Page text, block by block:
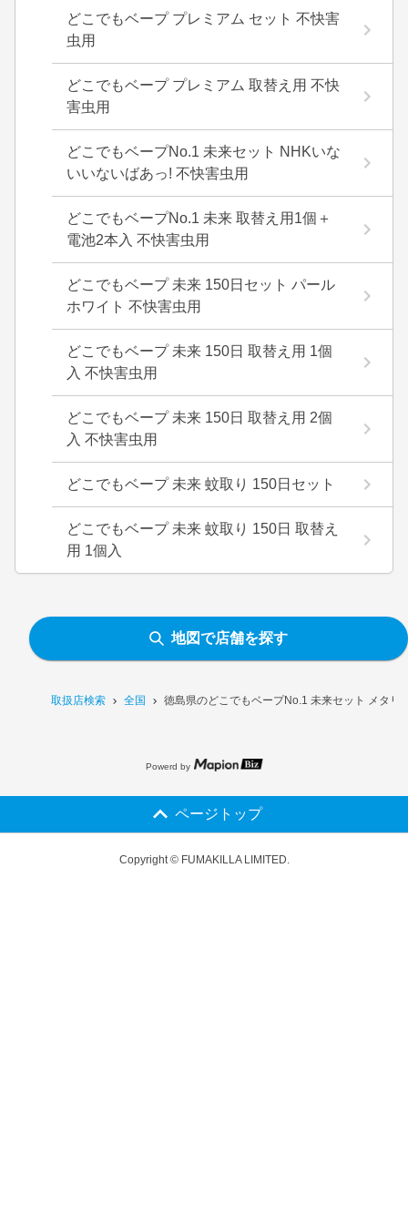
取扱店検索 全国 徳島県のどこでもベープNo.1 未来セット メタリ
どこでもベープ プレミアム セット 不快害
虫用
どこでもベープ プレミアム 取替え用 不快
害虫用
どこでもベープNo.1 未来セット NHKいな
いいないばあっ! 不快害虫用
どこでもベープNo.1 未来 取替え用1個＋
電池2本入 不快害虫用
どこでもベープ 未来 150日セット パール
ホワイト 不快害虫用
どこでもベープ 未来 150日 取替え用 1個
入 不快害虫用
どこでもベープ 未来 150日 取替え用 2個
入 不快害虫用
どこでもベープ 未来 蚊取り 150日セット
どこでもベープ 未来 蚊取り 150日 取替え
用 1個入
地図で店舗を探す
Powerd by
ページトップ
Copyright © FUMAKILLA LIMITED.